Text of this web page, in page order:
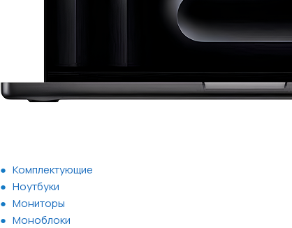
Комплектующие
Ноутбуки
Мониторы
Моноблоки